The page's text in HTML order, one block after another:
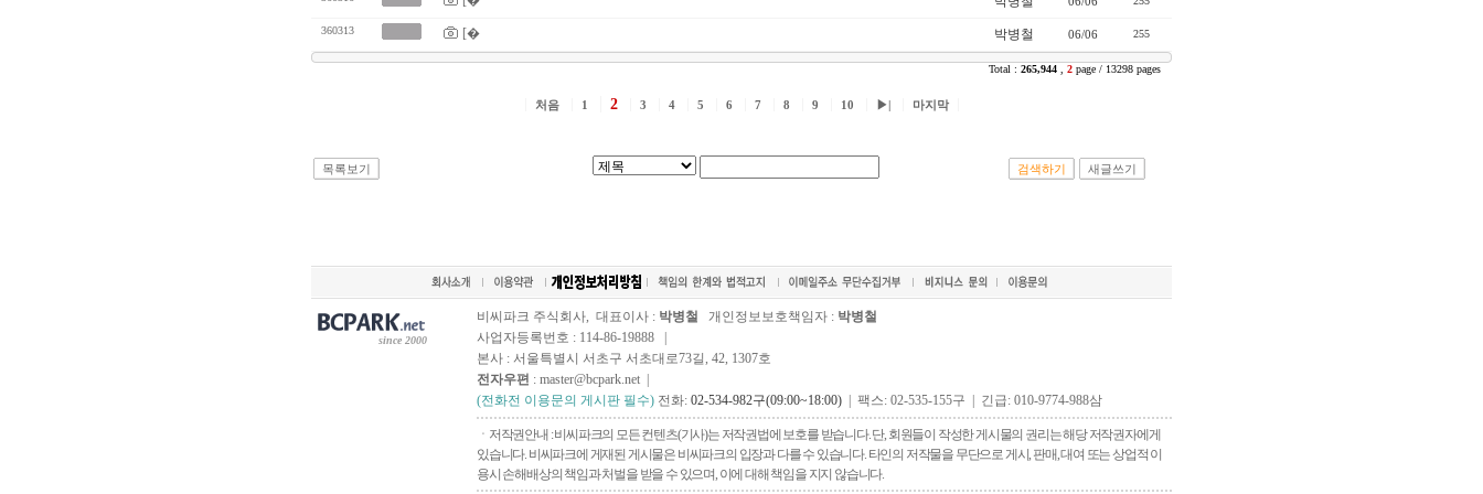
360313 [� 박병철 06/06 255
Total : 265,944 2 page / 13298 pages
처음 1 2 3 4 5 6 7 8 9 10 ▶| 마지막
목록보기 검색하기 새글쓰기
since 2000
비씨파크 주식회사, 대표이사 : 박병철 개인정보보호책임자 : 박병철
사업자등록번호 : 114-86-19888 |
본사 : 서울특별시 서초구 서초대로73길, 42, 1307호
전자우편 : master@bcpark.net |
(전화전 이용문의 게시판 필수) 전화: 02-534-982구(09:00~18:00) | 팩스: 02-535-155구 | 긴급: 010-9774-988삼
ㆍ저작권안내 : 비씨파크의 모든 컨텐츠(기사)는 저작권법에 보호를 받습니다. 단, 회원들이 작성한 게시물의 권리는 해당 저작권자에게
있습니다. 비씨파크에 게재된 게시물은 비씨파크의 입장과 다를 수 있습니다. 타인의 저작물을 무단으로 게시, 판매, 대여 또는 상업적 이
용시 손해배상의 책임과 처벌을 받을 수 있으며, 이에 대해 책임을 지지 않습니다.